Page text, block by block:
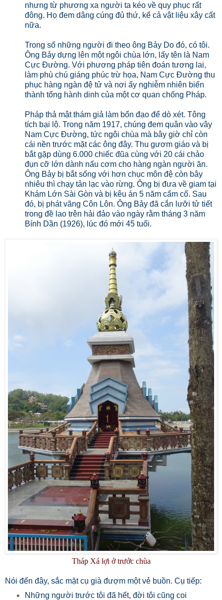
nhưng từ phương xa người ta kéo về quy phục rất
đông. Họ đem dâng cúng đủ thứ, kể cả vật liệu xây cất
nữa.
Trong số những người đi theo ông Bảy Do đó, có tôi.
Ông Bảy dựng lên một ngôi chùa lớn, lấy tên là Nam
Cực Đường. Với phương pháp tiên đoán tương lai,
làm phù chú giáng phúc trừ họa, Nam Cực Đường thu
phục hàng ngàn đệ tử và nơi ấy nghiễm nhiên biến
thành tổng hành dinh của một cơ quan chống Pháp.
Pháp thả mật thám giả làm bổn đạo để dò xét. Tông
tích bại lộ. Trong năm 1917, chúng đem quân vào vây
Nam Cực Đường, tức ngôi chùa mà bây giờ chỉ còn
cái nền trước mặt các ông đây. Thu gươm giáo và bị
bắt gặp dùng 6.000 chiếc đũa cùng với 20 cái chảo
đụn cỡ lớn dành nấu cơm cho hàng ngàn người ăn.
Ông Bảy bị bắt sống với hơn chục môn đệ còn bây
nhiêu thì chạy tản lạc vào rừng. Ông bị đưa về giam tại
Khám Lớn Sài Gòn và bị kêu án 5 năm cấm cố. Sau
đó, bị phát vãng Côn Lôn. Ông Bảy đã cắn lưỡi tử tiết
trong đề lao trên hải đảo vào ngày rằm tháng 3 năm
Bính Dần (1926), lúc đó mới 45 tuổi.
Tháp Xá lợi ở trước chùa
Nói đến đây, sắc mặt cụ già đượm một vẻ buồn. Cụ tiếp:
Những người trước tôi đã hết, đời tôi cũng coi